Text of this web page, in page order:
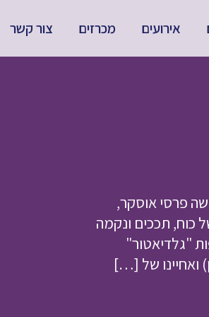
אירועים מכרזים צור קשר
פרסי אוסקר,
האפית של כוח, תככים ונקמה
"גלדיאטור"
ואחיינו של […]